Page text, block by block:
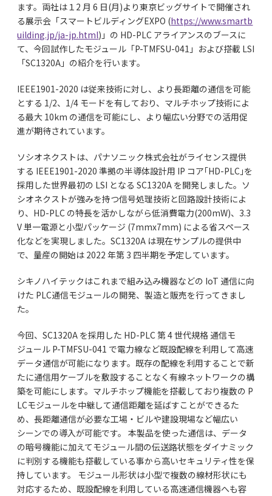
ます。両社は１2 月 6 日(月)より東京ビッグサイトで開催され
る展示会「スマートビルディングEXPO (https://www.smartb
uilding.jp/ja-jp.html)」の HD-PLC アライアンスのブースに
て、今回試作したモジュール「P-TMFSU-041」および搭載 LSI
「SC1320A」の紹介を⾏います。
IEEE1901-2020 は従来技術に対し、より⻑距離の通信を可能
とする 1/2、1/4 モードを有しており、マルチホップ技術によ
る最大 10km の通信を可能にし、より幅広い分野での活用促
進が期待されています。
ソシオネクストは、パナソニック株式会社がライセンス提供
する IEEE1901-2020 準拠の半導体設計用 IP コア｢HD-PLC｣を
採用した世界最初の LSI となる SC1320A を開発しました。ソ
シオネクストが強みを持つ信号処理技術と回路設計技術によ
り、HD-PLC の特⻑を活かしながら低消費電⼒(200mW)、3.3
V 単一電源と⼩型パッケージ (7mmx7mm) による省スペース
化などを実現しました。SC1320A は現在サンプルの提供中
で、量産の開始は 2022 年第 3 四半期を予定しています。
シキノハイテックはこれまで組み込み機器などの IoT 通信に向
けた PLC通信モジュールの開発、製造と販売を⾏ってきまし
た。
今回、SC1320A を採用した HD-PLC 第 4 世代規格 通信モ
ジュール P-TMFSU-041 で電⼒線など既設配線を利用して⾼速
データ通信が可能になります。既存の配線を利用することで新
たに通信用ケーブルを敷設することなく有線ネットワークの構
築を可能にします。マルチホップ機能を搭載しており複数の P
LCモジュールを中継して通信距離を延ばすことができるた
め、⻑距離通信が必要な⼯場・ビルや建設現場など幅広い
シーンでの導入が可能です。 本製品を使った通信は、データ
の暗号機能に加えてモジュール間の伝送路状態をダイナミック
に判別する機能も搭載している事から⾼いセキュリティ性を保
持しています。 モジュール形状は⼩型で複数の線材形状にも
対応するため、既設配線を利用している⾼速通信機器へも容